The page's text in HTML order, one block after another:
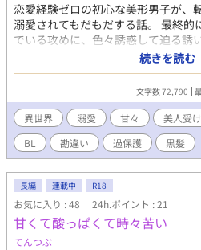
恋愛経験ゼロの初心な美形男子が、
溺愛されてもだもだする話。 最終的
でいる攻めに、色々誘惑して迫る誘
恋愛事情に絶望した遥は、女神様に
させられる。 森で一人ぼっちのと
団長リベルトに助けられた。 それ
ってみたら、人間離れした才能があ
り、男同士の恋愛が普通だと知って
り、黒髪が原因で事件に巻き込まれ
ベルトが中々手を出してくれなくて
大胆なことをして振り回していく。
りR18シーンがあります。(R18の
以外とのR18シーンあります。
続きを読む
文字数 72,790
異世界 溺愛 甘々 美人受け
BL
勘違い 過保護 黒髪
長編 連載中 R18
お気に入り : 48 24h.ポイント : 21
甘くて酸っぱくて時々苦い
てんつぶ